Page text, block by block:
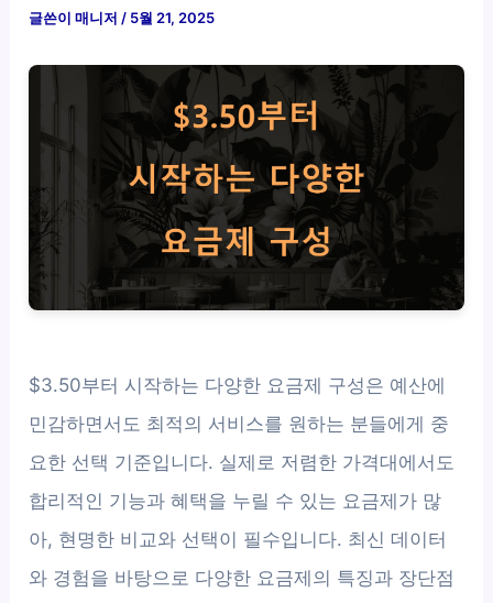
글쓴이매니저 / 5월 21, 2025
$3.50부터 시작하는 다양한 요금제 구성은 예산에
민감하면서도 최적의 서비스를 원하는 분들에게 중
요한 선택 기준입니다. 실제로 저렴한 가격대에서도
합리적인 기능과 혜택을 누릴 수 있는 요금제가 많
아, 현명한 비교와 선택이 필수입니다. 최신 데이터
와 경험을 바탕으로 다양한 요금제의 특징과 장단점